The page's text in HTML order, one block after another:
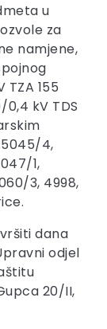
u
za
namjene,
TZA 155
0,4 kV TDS
4,
1,
3, 4998,
dana
odjel
20/II,